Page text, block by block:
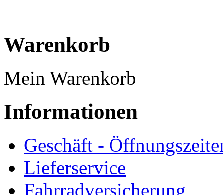
Warenkorb
Mein Warenkorb
Informationen
Geschäft -
Lieferservice
Fahrradversicherung